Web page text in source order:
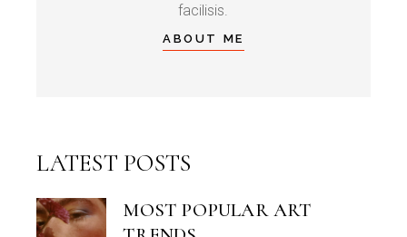
facilisis.
ABOUT ME
LATEST POSTS
MOST POPULAR ART